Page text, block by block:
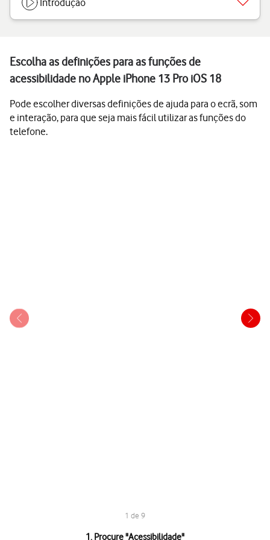
Introdução
Escolha as definições para as funções de
acessibilidade no Apple iPhone 13 Pro iOS 18
Pode escolher diversas definições de ajuda para o ecrã, som
e interação, para que seja mais fácil utilizar as funções do
telefone.
1 de 9
1. Procure "Acessibilidade"